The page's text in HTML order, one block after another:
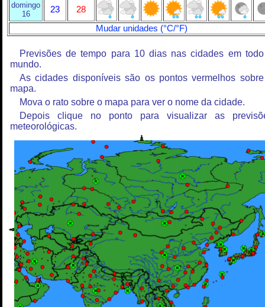
domingo
16
23
28
Mudar unidades (°C/°F)
Previsões de tempo para 10 dias nas cidades em
mundo.
As cidades disponíveis são os pontos vermelhos
mapa.
Mova o rato sobre o mapa para ver o nome da cidade.
Depois clique no ponto para visualizar as
meteorológicas.